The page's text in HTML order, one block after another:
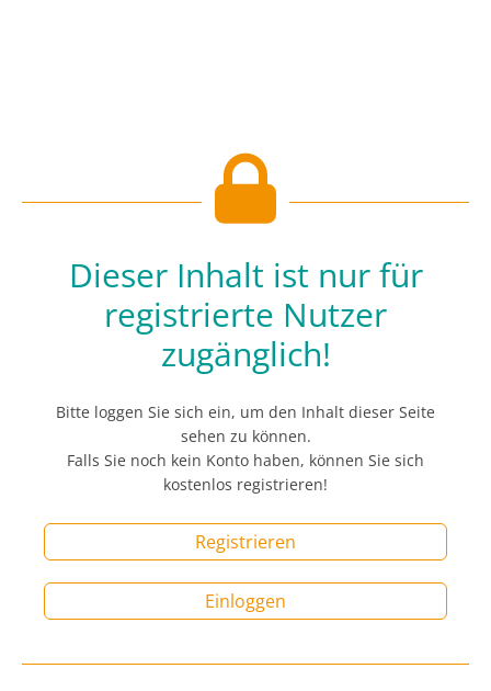
Dieser Inhalt ist nur für
registrierte Nutzer
zugänglich!
Bitte loggen Sie sich ein, um den Inhalt dieser Seite
sehen zu können.
Falls Sie noch kein Konto haben, können Sie sich
kostenlos registrieren!
Registrieren
Einloggen